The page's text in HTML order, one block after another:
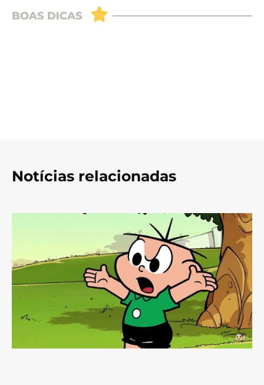
Notícias relacionadas